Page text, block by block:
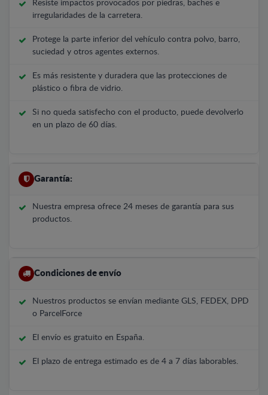
Resiste impactos provocados por piedras, baches e
irregularidades de la carretera.
Protege la parte inferior del vehículo contra polvo, barro,
suciedad y otros agentes externos.
Es más resistente y duradera que las protecciones de
plástico o fibra de vidrio.
Si no queda satisfecho con el producto, puede devolverlo
en un plazo de 60 días.
Garantía:
Nuestra empresa ofrece 24 meses de garantía para sus
productos.
Condiciones de envío
Nuestros productos se envían mediante GLS, FEDEX, DPD
o ParcelForce
El envío es gratuito en España.
El plazo de entrega estimado es de 4 a 7 días laborables.